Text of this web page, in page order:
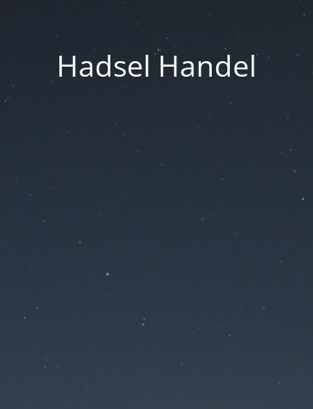
Hadsel Handel